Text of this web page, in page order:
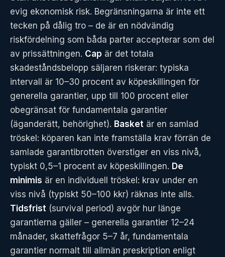
evig ekonomisk risk. Begränsningarna är inte ett
tecken på dålig tro – de är en nödvändig
riskfördelning som båda parter accepterar som del
av prissättningen. Cap är det totala
skadeståndsbelopp säljaren riskerar: typiska
intervall är 10–30 procent av köpeskillingen för
generella garantier, upp till 100 procent eller
obegränsat för fundamentala garantier
(äganderätt, behörighet). Basket är en samlad
tröskel: köparen kan inte framställa krav förrän de
samlade garantibrotten överstiger en viss nivå,
typiskt 0,5–1 procent av köpeskillingen. De
minimis är en individuell tröskel: krav under en
viss nivå (typiskt 50–100 kkr) räknas inte alls.
Tidsfrist (survival period) avgör hur länge
garantierna gäller – generella garantier 12–24
månader, skattefrågor 5–7 år, fundamentala
garantier normalt till allmän preskription enligt